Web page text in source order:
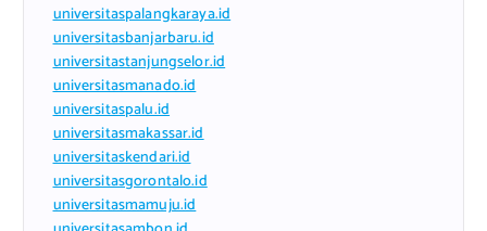
universitaspalangkaraya.id
universitasbanjarbaru.id
universitastanjungselor.id
universitasmanado.id
universitaspalu.id
universitasmakassar.id
universitaskendari.id
universitasgorontalo.id
universitasmamuju.id